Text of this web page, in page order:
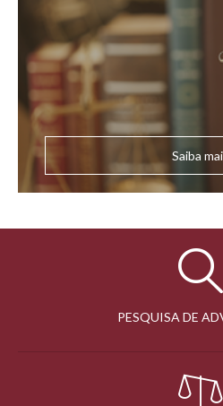
Saiba
PESQUISA DE